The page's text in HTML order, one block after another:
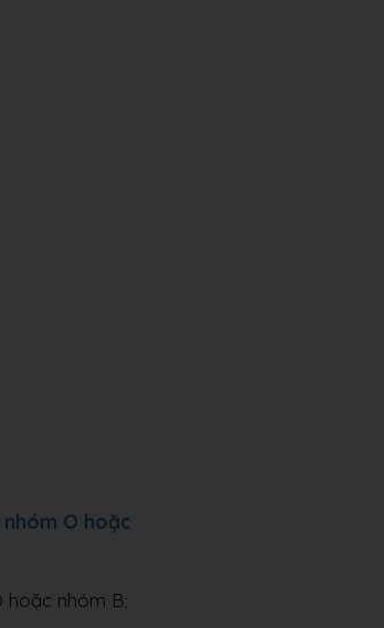
O hoặc
hoặc nhóm B;